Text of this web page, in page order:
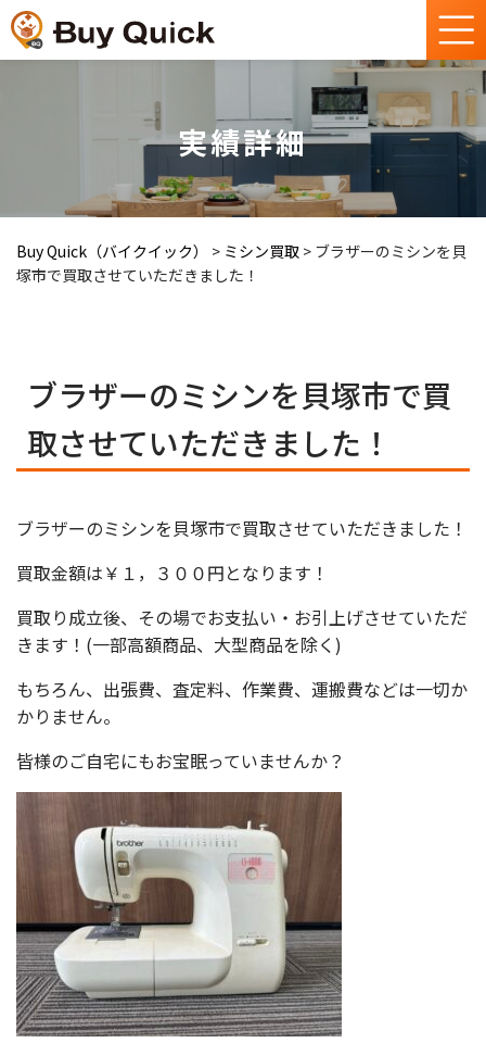
実績詳細
Buy Quick（バイクイック） > ミシン買取 > ブラザーのミシンを貝
塚市で買取させていただきました！
ブラザーのミシンを貝塚市で買
取させていただきました！
ブラザーのミシンを貝塚市で買取させていただきました！
買取金額は￥１，３００円となります！
買取り成立後、その場でお支払い・お引上げさせていただ
きます！(一部高額商品、大型商品を除く)
もちろん、出張費、査定料、作業費、運搬費などは一切か
かりません。
皆様のご自宅にもお宝眠っていませんか？